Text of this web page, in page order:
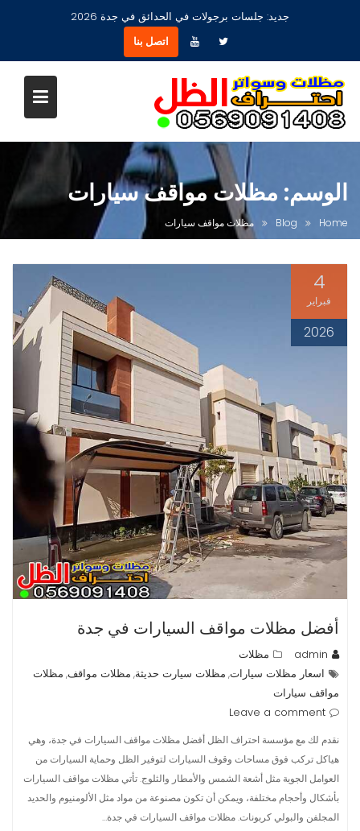
جديد: جلسات برجولات في الحدائق في جدة 2026
اتصل بنا
الوسم: مظلات مواقف سيارات
Home
Blog مظلات مواقف سيارات
4
فبراير
2026
أفضل مظلات مواقف السيارات في جدة
admin
مظلات
اسعار مظلات سيارات, مظلات سيارت حديثة, مظلات مواقف, مظلات
مواقف سيارات
Leave a comment
نقدم لك مع مؤسسة احتراف الظل أفضل مظلات مواقف السيارات في جدة، وهي
هياكل تركب فوق مساحات وقوف السيارات لتوفير الظل وحماية السيارات من
العوامل الجوية مثل أشعة الشمس والأمطار والثلوج. تأتي مظلات مواقف السيارات
بأشكال وأحجام مختلفة، ويمكن أن تكون مصنوعة من مواد مثل الألومنيوم والحديد
المجلفن والبولي كربونات. مظلات مواقف السيارات في جدة…